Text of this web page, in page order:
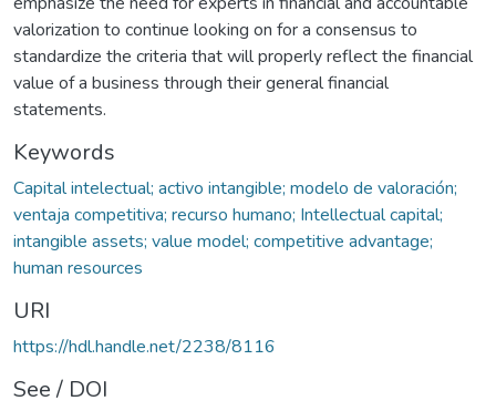
valorization to continue looking on for a consensus to
standardize the criteria that will properly reflect the financial
value of a business through their general financial
statements.
Keywords
Capital intelectual; activo intangible; modelo de valoración;
ventaja competitiva; recurso humano; Intellectual capital;
intangible assets; value model; competitive advantage;
human resources
URI
https://hdl.handle.net/2238/8116
See / DOI